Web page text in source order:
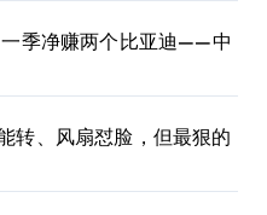
季净赚两个比亚迪——中
转、风扇怼脸，但最狠的